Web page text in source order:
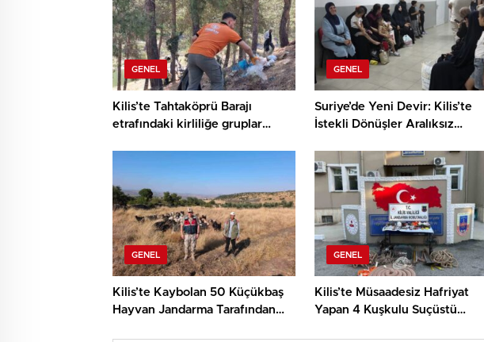
GENEL
Kilis’te Tahtaköprü Barajı
etrafındaki kirliliğe gruplar
GENEL
Suriye’de Yeni Devir: Kilis’te
İstekli Dönüşler Aralıksız
GENEL
Kilis’te Kaybolan 50 Küçükbaş
Hayvan Jandarma Tarafından
GENEL
Kilis’te Müsaadesiz Hafriyat
Yapan 4 Kuşkulu Suçüstü